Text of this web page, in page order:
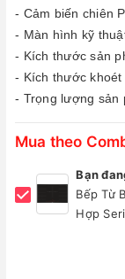
- Cảm biến chiên
- Màn hình kỹ
- Kích thước sản
- Kích thước khoét
- Trọng lượng sản
Mua theo
Bạn
Bếp Từ
Hợp